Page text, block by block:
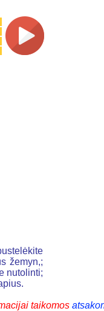
žemyn,;
nutolinti;
taikomos